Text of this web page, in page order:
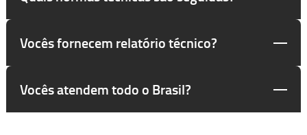
Vocês fornecem relatório técnico?
Vocês atendem todo o Brasil?